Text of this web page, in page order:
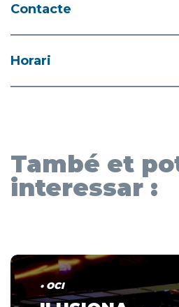
Contacte
Horari
També et
interessar :
• OCI